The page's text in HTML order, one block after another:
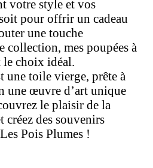
votre style et vos
pour offrir un cadeau
une touche
collection, mes poupées à
le choix idéal.
une toile vierge, prête à
une œuvre d’art unique
le plaisir de la
créez des souvenirs
Pois Plumes !